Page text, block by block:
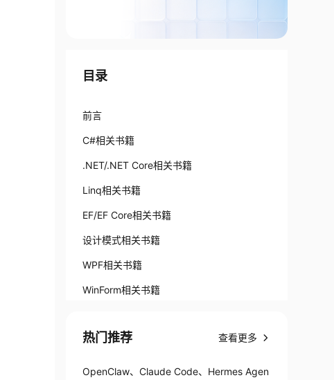
目录
前言
C#相关书籍
.NET/.NET Core相关书籍
Linq相关书籍
EF/EF Core相关书籍
设计模式相关书籍
WPF相关书籍
WinForm相关书籍
热门推荐 查看更多
OpenClaw、Claude Code、Hermes Agen